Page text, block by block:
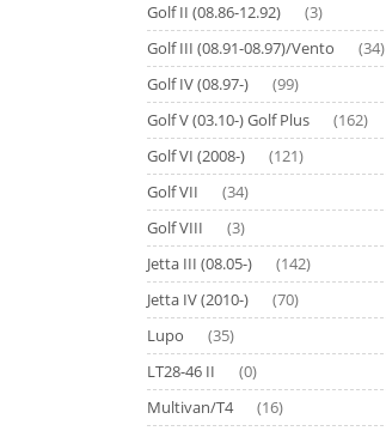
Golf II (08.86-12.92) (3)
Golf III (08.91-08.97)/Vento (34)
Golf IV (08.97-) (99)
Golf V (03.10-) Golf Plus (162)
Golf VI (2008-) (121)
Golf VII (34)
Golf VIII (3)
Jetta III (08.05-) (142)
Jetta IV (2010-) (70)
Lupo (35)
LT28-46 II (0)
Multivan/T4 (16)